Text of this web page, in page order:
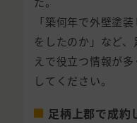
「築何年で外壁塗
をしたのか」など
えで役立つ情報が
してください。
足柄上郡で成約